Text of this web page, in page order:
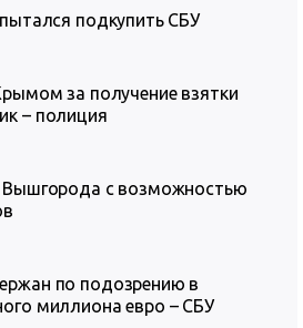
подкупить СБУ
за получение взятки
– полиция
Вышгорода с возможностью
по подозрению в
миллиона евро – СБУ